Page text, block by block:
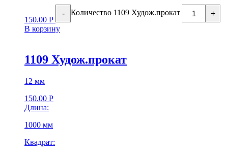
150.00 Р
- Количество 1109 Худож.прокат
+
В корзину
1109 Худож.прокат
12 мм
150.00 Р
Длина:
1000 мм
Квадрат: